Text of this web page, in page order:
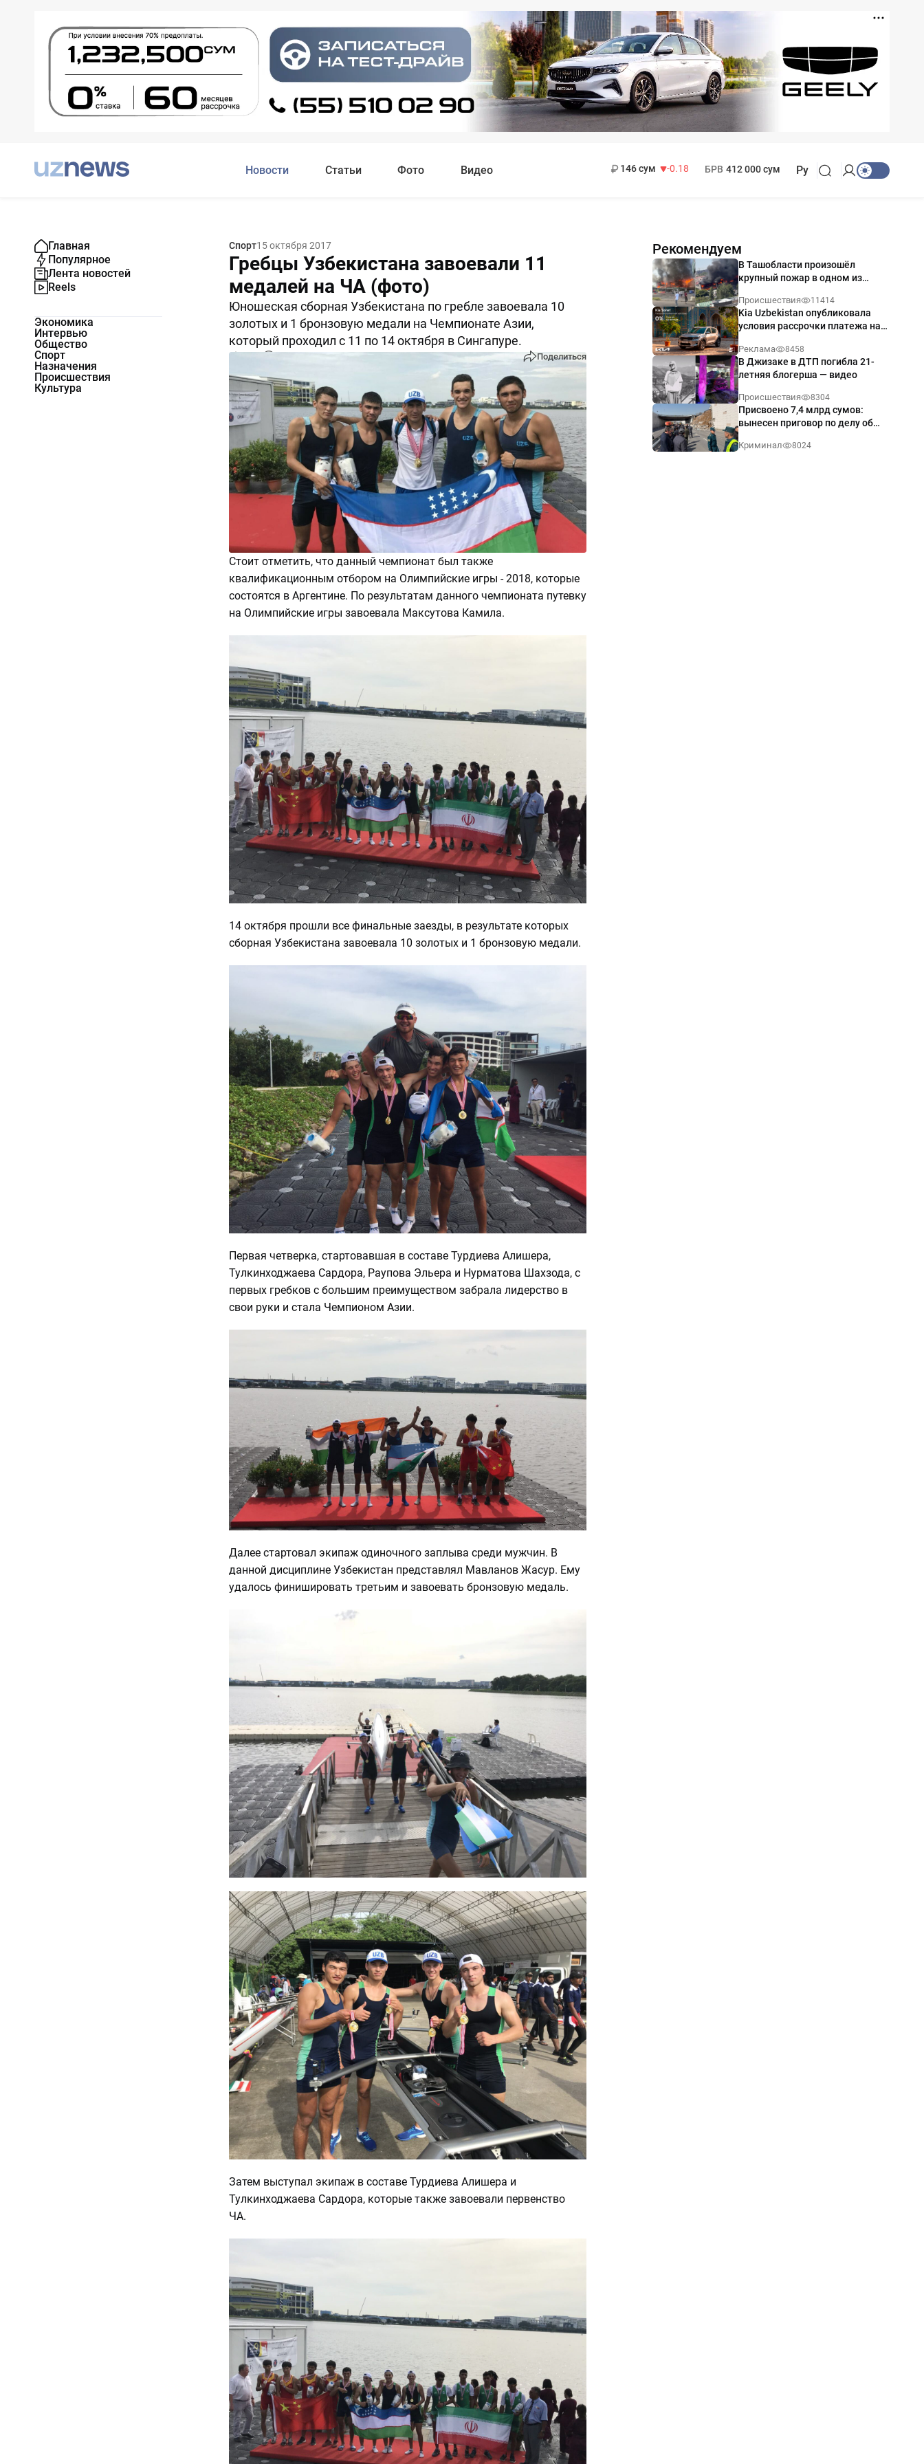
Новости Статьи Фото Видео
146 сум
-0.18
БРВ 412 000 сум Ру
Главная
Популярное
Лента новостей
Reels
Экономика
Интервью
Общество
Спорт
Назначения
Происшествия
Культура
Спорт15 октября 2017
Гребцы Узбекистана завоевали 11
медалей на ЧА (фото)
Юношеская сборная Узбекистана по гребле завоевала 10
золотых и 1 бронзовую медали на Чемпионате Азии,
который проходил с 11 по 14 октября в Сингапуре.
Поделиться
Стоит отметить, что данный чемпионат был также
квалификационным отбором на Олимпийские игры - 2018, которые
состоятся в Аргентине. По результатам данного чемпионата путевку
на Олимпийские игры завоевала Максутова Камила.
14 октября прошли все финальные заезды, в результате которых
сборная Узбекистана завоевала 10 золотых и 1 бронзовую медали.
Первая четверка, стартовавшая в составе Турдиева Алишера,
Тулкинходжаева Сардора, Раупова Эльера и Нурматова Шахзода, с
первых гребков с большим преимуществом забрала лидерство в
свои руки и стала Чемпионом Азии.
Далее стартовал экипаж одиночного заплыва среди мужчин. В
данной дисциплине Узбекистан представлял Мавланов Жасур. Ему
удалось финишировать третьим и завоевать бронзовую медаль.
Затем выступал экипаж в составе Турдиева Алишера и
Тулкинходжаева Сардора, которые также завоевали первенство
ЧА.
Рекомендуем
В Ташобласти произошёл
крупный пожар в одном из
Происшествия 11414
Kia Uzbekistan опубликовала
условия рассрочки платежа на
годовых
Реклама 8458
В Джизаке в ДТП погибла 21-
летняя блогерша — видео
Происшествия 8304
Присвоено 7,4 млрд сумов:
вынесен приговор по делу об
Ташкенте
Криминал 8024